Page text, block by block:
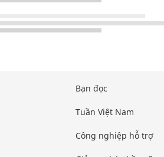
Bạn đọc
Tuần Việt Nam
Công nghiệp hỗ trợ